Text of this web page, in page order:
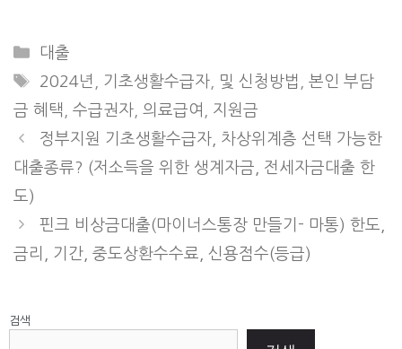
Categories
대출
Tags
2024년 기초생활수급자, 및 신청방법
본인 부담
금 혜택
수급권자 의료급여
지원금
정부지원 기초생활수급자, 차상위계층 선택 가능한
대출종류? (저소득을 위한 생계자금, 전세자금대출 한
도)
핀크 비상금대출(마이너스통장 만들기- 마통) 한도,
금리, 기간, 중도상환수수료, 신용점수(등급)
검색